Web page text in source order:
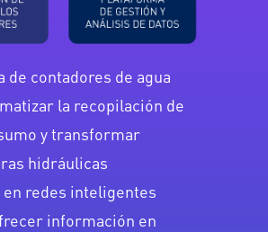
de contadores de agua
la recopilación de
y transformar
hidráulicas
redes inteligentes
información en